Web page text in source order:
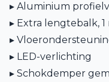
▸ Aluminium
▸ Extra lengtebalk, 1
▸
▸ LED-verlichting
▸ Schokdemper